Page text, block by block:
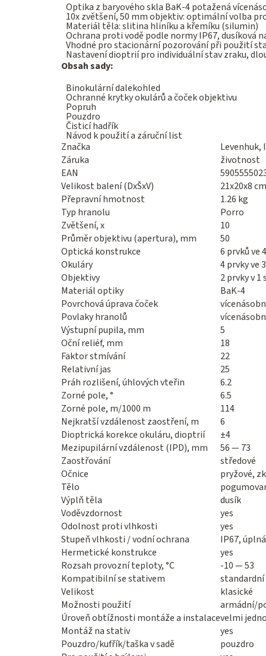
Optika z baryového skla BaK-4 potažená
10x zvětšení, 50 mm objektiv: optimální volba
Materiál těla: slitina hliníku a křemíku (silumin)
Ochrana proti vodě podle normy IP67, dusíková
Vhodné pro stacionární pozorování při použití
Nastavení dioptrií pro individuální stav zraku,
Obsah sady:
Binokulární dalekohled
Ochranné krytky okulárů a čoček objektivu
Popruh
Pouzdro
Čisticí hadřík
Návod k použití a záruční list
Značka
Levenhuk,
Záruka
životnost
EAN
Velikost balení (DxŠxV)
21x20x8 cm
Přepravní hmotnost
1.26 kg
Typ hranolu
Porro
Zvětšení, x
10
Průměr objektivu (apertura), mm
50
Optická konstrukce
6 prvků ve
Okuláry
4 prvky ve
Objektivy
2 prvky v 1
Materiál optiky
BaK-4
Povrchová úprava čoček
Povlaky hranolů
Výstupní pupila, mm
5
Oční reliéf, mm
18
Faktor stmívání
22
Relativní jas
25
Práh rozlišení, úhlových vteřin
6.2
Zorné pole, °
6.5
Zorné pole, m/1000 m
114
Nejkratší vzdálenost zaostření, m
6
Dioptrická korekce okuláru, dioptrií
±4
Mezipupilární vzdálenost (IPD), mm
56 — 73
Zaostřování
středové
Očnice
pryžové,
Tělo
Výplň těla
dusík
Voděvzdornost
yes
Odolnost proti vlhkosti
yes
Stupeň vlhkosti / vodní ochrana
IP67,
Hermetické konstrukce
yes
Rozsah provozní teploty, °C
-10 — 53
Kompatibilní se stativem
standardní
Velikost
klasické
Možnosti použití
armádní/
Úroveň obtížnosti montáže a instalacevelmi
Montáž na stativ
yes
Pouzdro/kufřík/taška v sadě
pouzdro